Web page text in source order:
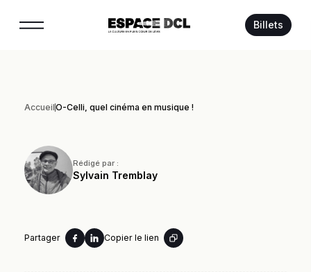
Billets
AccueilÔ-Celli, quel cinéma en musique !
Rédigé par :
Sylvain Tremblay
Partager Copier le lien